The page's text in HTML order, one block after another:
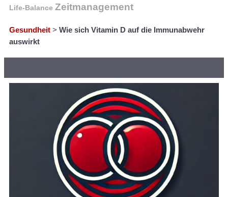
Life-Balance Zeitmanagement
Gesundheit > Wie sich Vitamin D auf die Immunabwehr
auswirkt